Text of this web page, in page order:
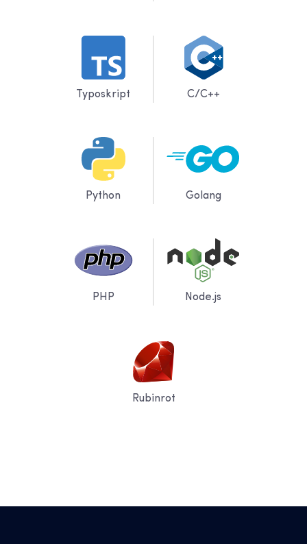
Typoskript C/C++
Python Golang
PHP Node.js
Rubinrot